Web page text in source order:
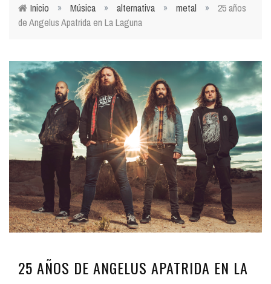
Usted está aquí
Inicio » Música » alternativa » metal »
25 años
de Angelus Apatrida en La Laguna
25 AÑOS DE ANGELUS APATRIDA EN LA